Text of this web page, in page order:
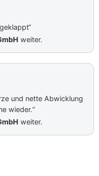
weiter.
und nette Abwicklung
wieder.“
weiter.